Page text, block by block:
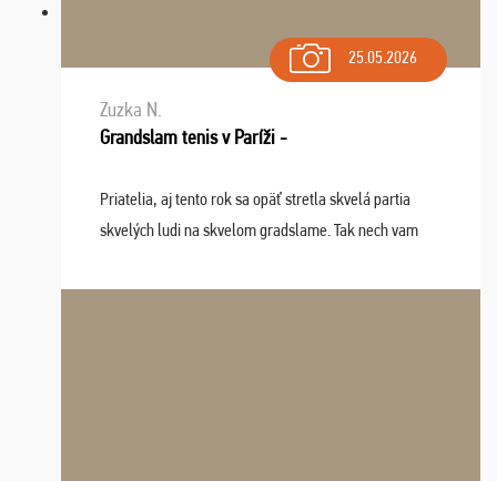
25.05.2026
Zuzka N.
Grandslam tenis v Paríži -
Priatelia, aj tento rok sa opäť stretla skvelá partia
skvelých ludi na skvelom gradslame. Tak nech vam
sa na budúci rok. Prajem vam este veľa ta ...